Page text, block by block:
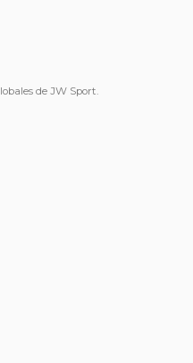
de JW Sport.